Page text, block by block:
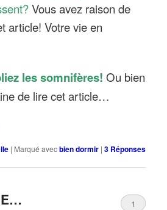
Vous avez raison de
article! Votre vie en
les somnifères! Ou bien
de lire cet article…
| Marqué avecbien dormir |3 Réponses
1